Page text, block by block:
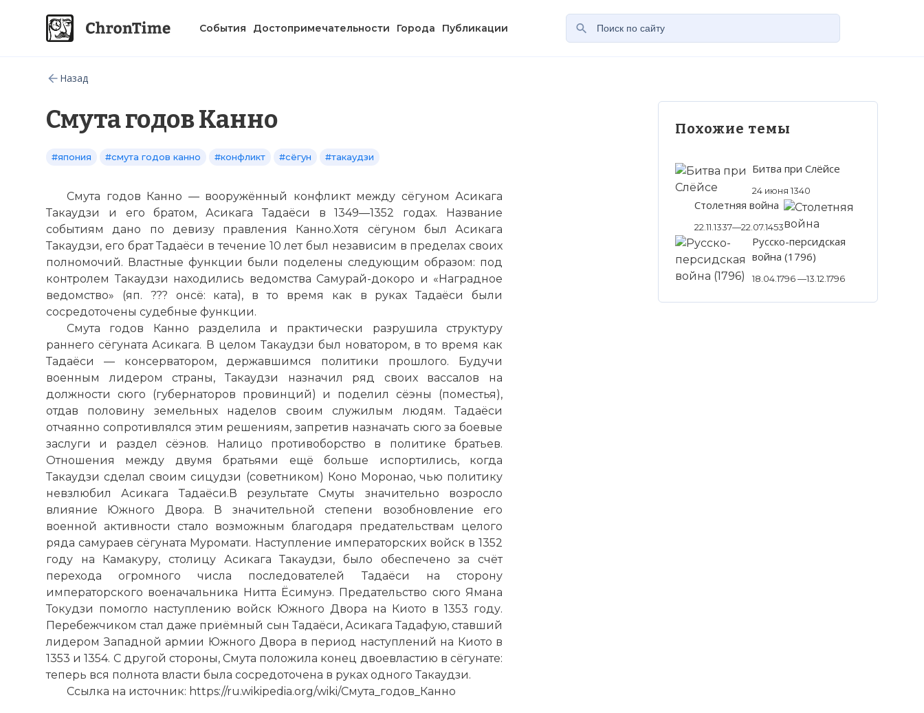
События Достопримечательности Города Публикации
Назад
Смута годов Канно
#япония #смута годов канно #конфликт #сёгун #такаудзи
Смута годов Канно — вооружённый конфликт между сёгуном Асикага
Такаудзи и его братом, Асикага Тадаёси в 1349—1352 годах. Название
событиям дано по девизу правления Канно.Хотя сёгуном был Асикага
Такаудзи, его брат Тадаёси в течение 10 лет был независим в пределах своих
полномочий. Властные функции были поделены следующим образом: под
контролем Такаудзи находились ведомства Самурай-докоро и «Наградное
ведомство» (яп. ??? онсё: ката), в то время как в руках Тадаёси были
сосредоточены судебные функции.
Смута годов Канно разделила и практически разрушила структуру
раннего сёгуната Асикага. В целом Такаудзи был новатором, в то время как
Тадаёси — консерватором, державшимся политики прошлого. Будучи
военным лидером страны, Такаудзи назначил ряд своих вассалов на
должности сюго (губернаторов провинций) и поделил сёэны (поместья),
отдав половину земельных наделов своим служилым людям. Тадаёси
отчаянно сопротивлялся этим решениям, запретив назначать сюго за боевые
заслуги и раздел сёэнов. Налицо противоборство в политике братьев.
Отношения между двумя братьями ещё больше испортились, когда
Такаудзи сделал своим сицудзи (советником) Коно Моронао, чью политику
невзлюбил Асикага Тадаёси.В результате Смуты значительно возросло
влияние Южного Двора. В значительной степени возобновление его
военной активности стало возможным благодаря предательствам целого
ряда самураев сёгуната Муромати. Наступление императорских войск в 1352
году на Камакуру, столицу Асикага Такаудзи, было обеспечено за счёт
перехода огромного числа последователей Тадаёси на сторону
императорского военачальника Нитта Ёсимунэ. Предательство сюго Ямана
Токудзи помогло наступлению войск Южного Двора на Киото в 1353 году.
Перебежчиком стал даже приёмный сын Тадаёси, Асикага Тадафую, ставший
лидером Западной армии Южного Двора в период наступлений на Киото в
1353 и 1354. С другой стороны, Смута положила конец двоевластию в сёгунате:
теперь вся полнота власти была сосредоточена в руках одного Такаудзи.
Ссылка на источник: https://ru.wikipedia.org/wiki/Смута_годов_Канно
Похожие темы
Битва при Слёйсе
24 июня 1340
Столетняя война
22.11.1337—22.07.1453
Русско-персидская
война (1796)
18.04.1796 —13.12.1796